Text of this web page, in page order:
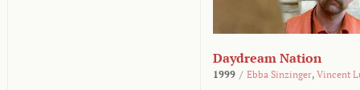
Daydream Nation
1999 / Ebba Sinzinger, Vincent